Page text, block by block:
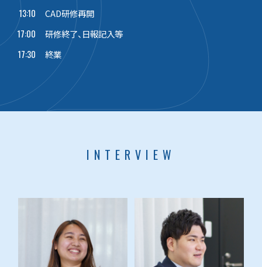
13:10
CAD研修再開
17:00
研修終了、日報記入等
17:30
終業
INTERVIEW